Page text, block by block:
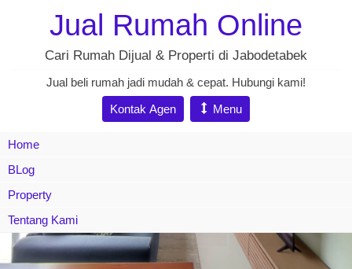
Jual Rumah Online
Cari Rumah Dijual & Properti di Jabodetabek
Jual beli rumah jadi mudah & cepat. Hubungi kami!
Kontak Agen
Menu
Home
BLog
Property
Tentang Kami